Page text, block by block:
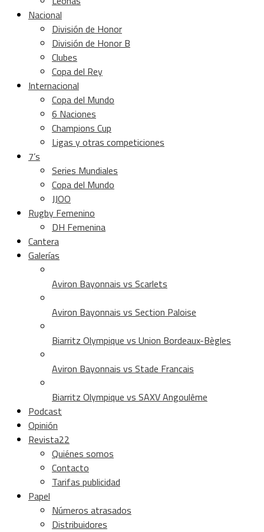
Nacional
División de Honor
División de Honor B
Clubes
Copa del Rey
Internacional
Copa del Mundo
6 Naciones
Champions Cup
Ligas y otras competiciones
7’s
Series Mundiales
Copa del Mundo
JJOO
Rugby Femenino
DH Femenina
Cantera
Galerías
Aviron Bayonnais vs Scarlets
Aviron Bayonnais vs Section Paloise
Biarritz Olympique vs Union Bordeaux-Bègles
Aviron Bayonnais vs Stade Francais
Biarritz Olympique vs SAXV Angoulême
Podcast
Opinión
Revista22
Quiénes somos
Contacto
Tarifas publicidad
Papel
Números atrasados
Distribuidores